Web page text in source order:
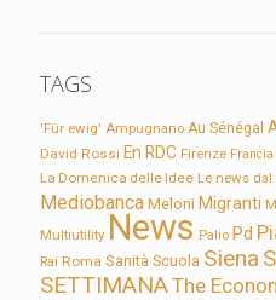
TAGS
'Für ewig' Ampugnano Au Sénégal
David Rossi En RDC Firenze Francia
La Domenica delle Idee Le news
Mediobanca Meloni Migranti
Multiutility News Palio Pd
Rai Roma Sanità Scuola Siena
SETTIMANAThe